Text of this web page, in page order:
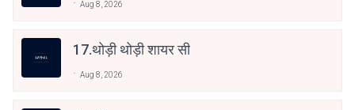
Aug 8, 2026
17.थोड़ी थोड़ी शायर सी
Aug 8, 2026